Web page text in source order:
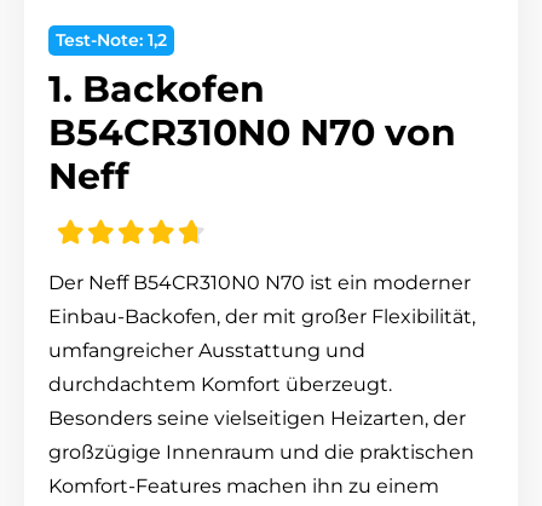
Test-Note: 1,2
1. Backofen
B54CR310N0 N70 von
Neff
Der Neff B54CR310N0 N70 ist ein moderner
Einbau-Backofen, der mit großer Flexibilität,
umfangreicher Ausstattung und
durchdachtem Komfort überzeugt.
Besonders seine vielseitigen Heizarten, der
großzügige Innenraum und die praktischen
Komfort-Features machen ihn zu einem